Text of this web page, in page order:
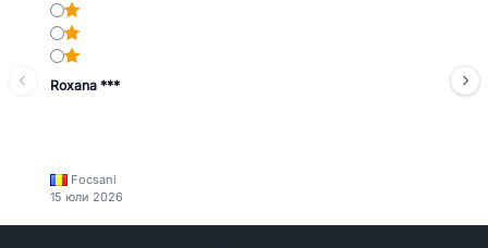
Roxana ***
Focsani
15 юли 2026